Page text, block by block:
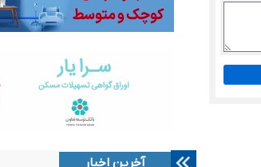
آخرین اخبار